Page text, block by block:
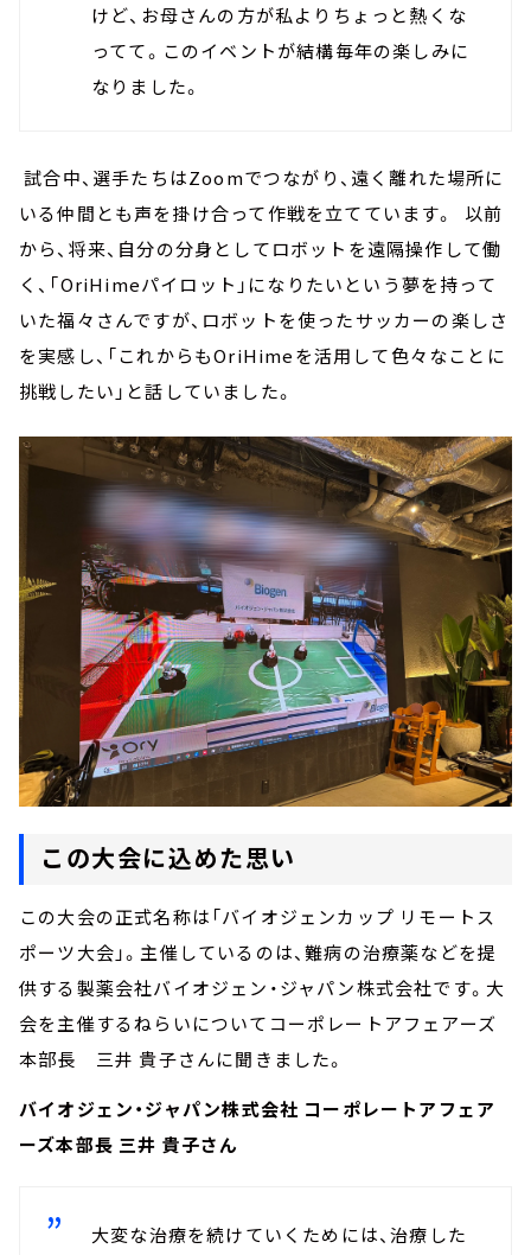
けど、お母さんの方が私よりちょっと熱くな
ってて。このイベントが結構毎年の楽しみに
なりました。
試合中、選手たちはZoomでつながり、遠く離れた場所に
いる仲間とも声を掛け合って作戦を立てています。 以前
から、将来、自分の分身としてロボットを遠隔操作して働
く、「OriHimeパイロット」になりたいという夢を持って
いた福々さんですが、ロボットを使ったサッカーの楽しさ
を実感し、「これからもOriHimeを活用して色々なことに
挑戦したい」と話していました。
この大会に込めた思い
この大会の正式名称は「バイオジェンカップ リモートス
ポーツ大会」。主催しているのは、難病の治療薬などを提
供する製薬会社バイオジェン・ジャパン株式会社です。 大
会を主催するねらいについて コーポレートアフェアーズ
本部長 三井 貴子さんに聞きました。
バイオジェン・ジャパン株式会社 コーポレートアフェア
ーズ本部長 三井 貴子さん
大変な治療を続けていくためには、治療した